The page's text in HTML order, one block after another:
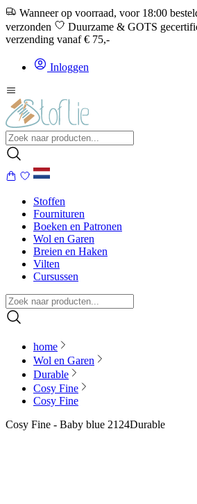
Wanneer op voorraad, voor 18:00
verzonden
Duurzame & GOTS
verzending vanaf € 75,-
Inloggen
Stoffen
Fournituren
Boeken en Patronen
Wol en Garen
Breien en Haken
Vilten
Cursussen
home
Wol en Garen
Durable
Cosy Fine
Cosy Fine
Cosy Fine - Baby blue 2124Durable